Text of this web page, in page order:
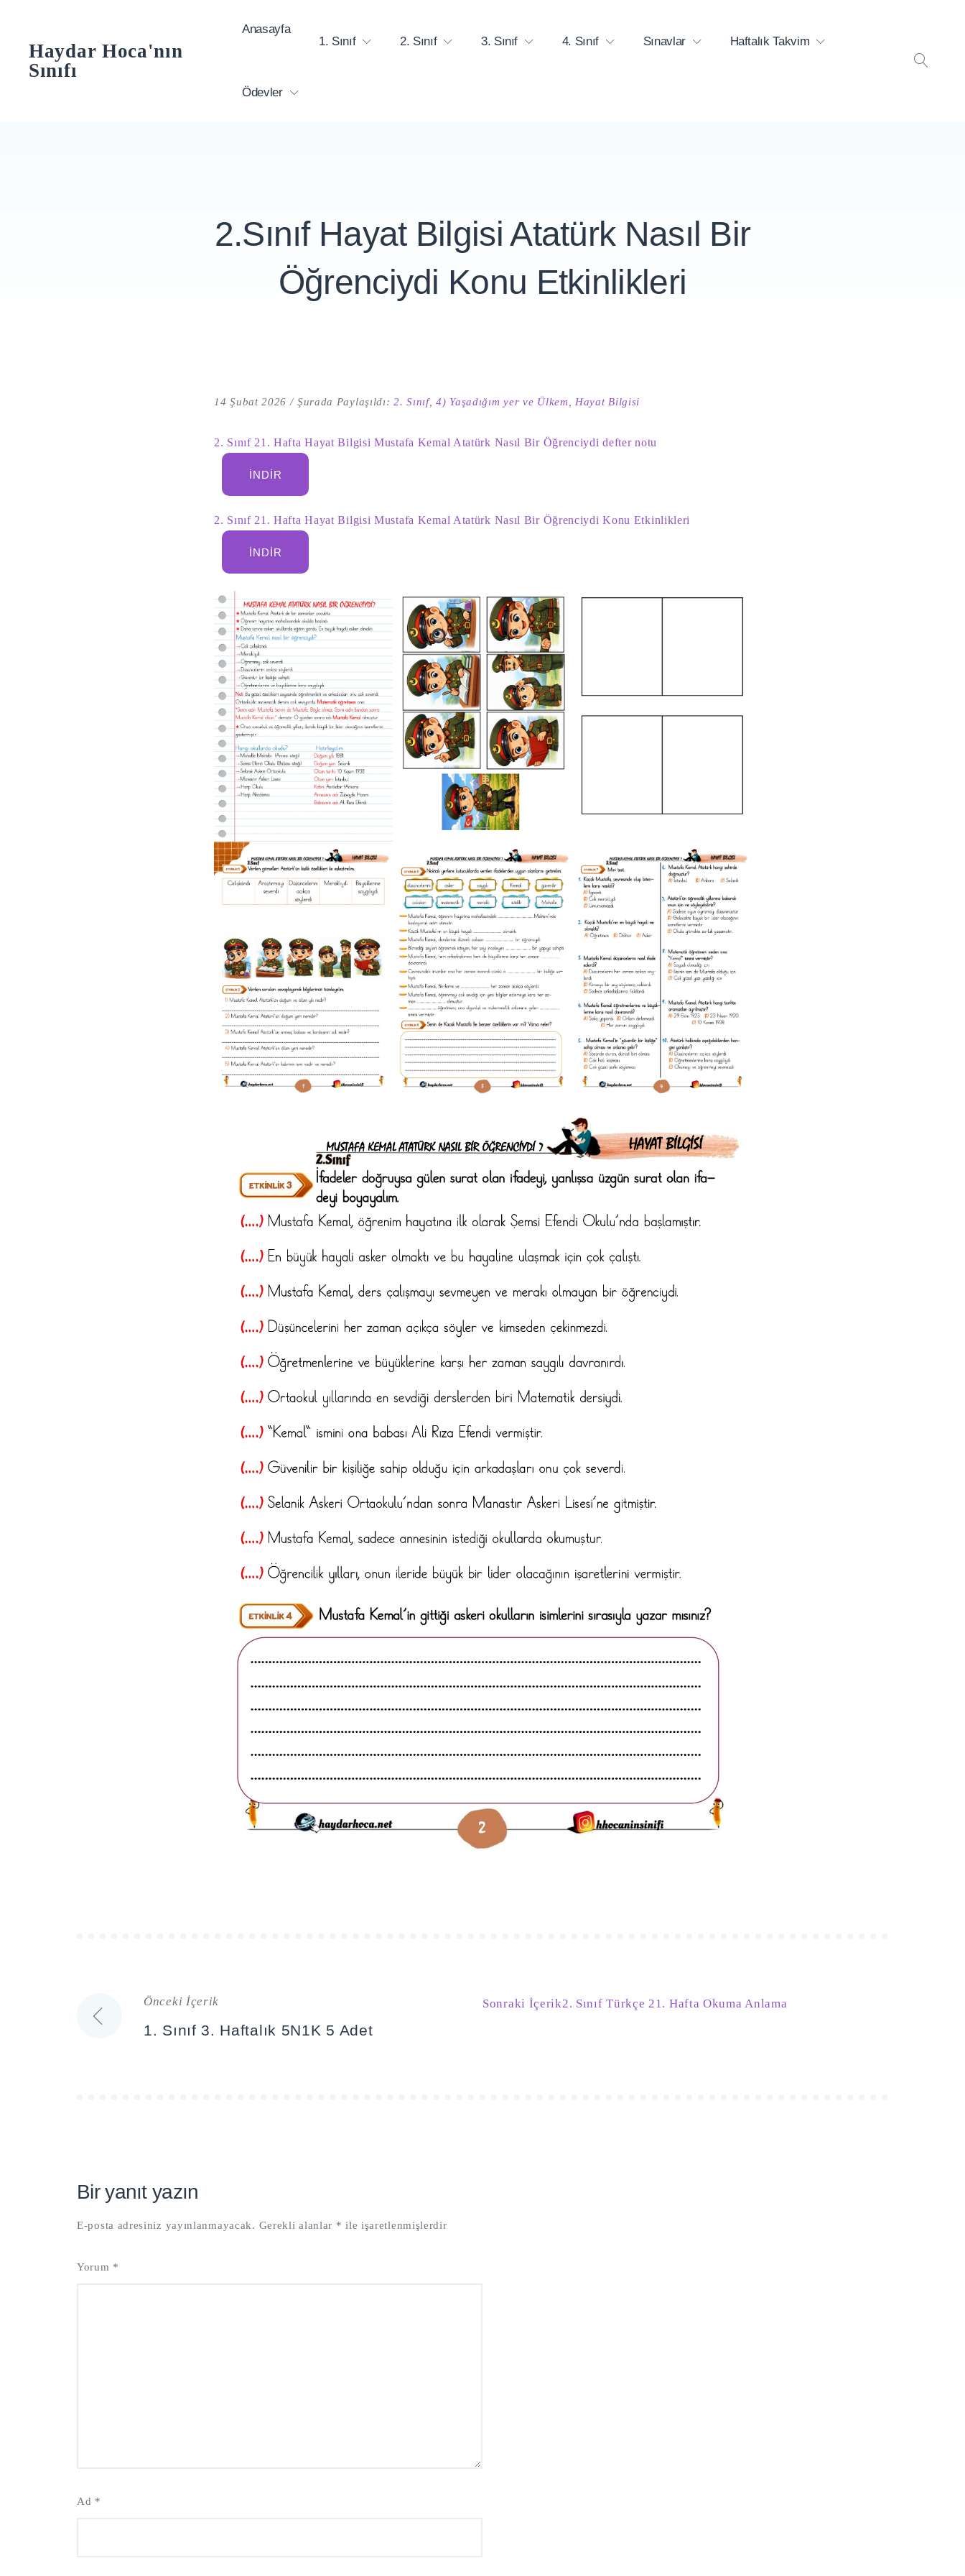
contentHaydar Hoca'nın
Sınıfı
Anasayfa
1. Sınıf
2. Sınıf 3. Sınıf 4. Sınıf Sınavlar Haftalık Takvim
Ödevler
2.Sınıf Hayat Bilgisi Atatürk Nasıl Bir
Öğrenciydi Konu Etkinlikleri
14 Şubat 2026 Şurada Paylaşıldı:2. Sınıf,4) Yaşadığım yer ve Ülkem Hayat Bilgisi
2. Sınıf 21. Hafta Hayat Bilgisi Mustafa Kemal Atatürk Nasıl Bir Öğrenciydi defter notu
İNDIR
2. Sınıf 21. Hafta Hayat Bilgisi Mustafa Kemal Atatürk Nasıl Bir Öğrenciydi Konu Etkinlikleri
İNDIR
Yazı
Önceki İçerik
1. Sınıf 3. Haftalık 5N1K 5 Adet
Sonraki İçerik2. Sınıf Türkçe 21. Hafta Okuma Anlama
Bir yanıt yazın
E-posta adresiniz yayınlanmayacak. Gerekli alanlar * ile işaretlenmişlerdir
Yorum *
Ad *